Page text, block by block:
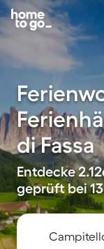
di Fassa
Entdecke
geprüft bei